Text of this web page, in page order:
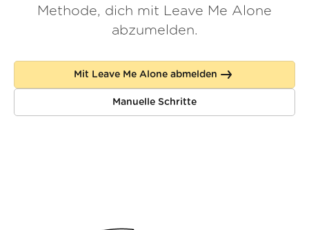
FAQ
Methode, dich mit Leave Me Alone
abzumelden.
Mit Leave Me Alone abmelden
Manuelle Schritte